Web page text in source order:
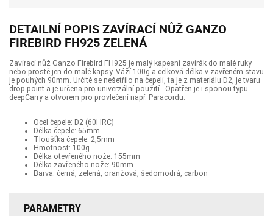
DETAILNÍ POPIS ZAVÍRACÍ NŮŽ GANZO
FIREBIRD FH925 ZELENÁ
Zavírací nůž Ganzo Firebird FH925 je malý kapesní zavírák do malé ruky
nebo prostě jen do malé kapsy. Váží 100g a celková délka v zavřeném stavu
je pouhých 90mm. Určitě se nešetřilo na čepeli, ta je z materiálu D2, je tvaru
drop-point a je určena pro univerzální použití. Opatřen je i sponou typu
deepCarry a otvorem pro provlečení např. Paracordu.
Ocel čepele: D2 (60HRC)
Délka čepele: 65mm
Tloušťka čepele: 2,5mm
Hmotnost: 100g
Délka otevřeného nože: 155mm
Délka zavřeného nože: 90mm
Barva: černá, zelená, oranžová, šedomodrá, carbon
PARAMETRY